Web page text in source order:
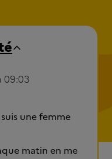
09:03
une femme
matin en me